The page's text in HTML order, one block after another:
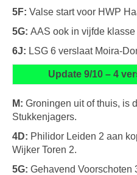
5F: Valse start voor HWP
5G: AAS ook in vijfde klasse
6J: LSG 6 verslaat Moira-
Update 9/10 – 4
M: Groningen uit of thuis, is
Stukkenjagers.
4D: Philidor Leiden 2 aan
Wijker Toren 2.
5G: Gehavend Voorschoten